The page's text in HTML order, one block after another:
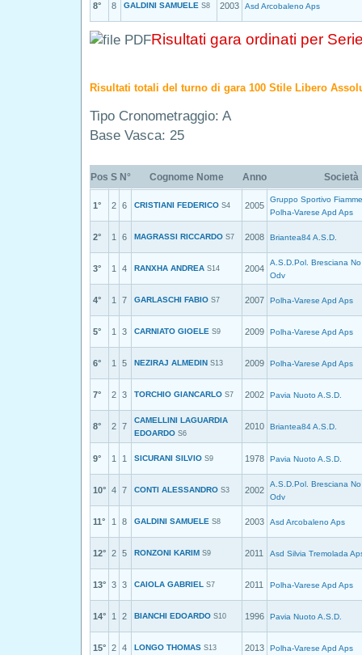
8° 8 GALDINI SAMUELE S8 2003 Asd Arcobaleno Aps
Risultati gara ordinati per
Risultati totali del turno di gara 100 Stile Libero
Tipo Cronometraggio: A
Base Vasca: 25
Pos S N° Cognome Nome Anno Società
1° 2 6 CRISTIANI FEDERICO S4 2005
Gruppo Sportivo
Polha-Varese Apd Aps
2° 1 6 MAGRASSI RICCARDO S7 2008 Briantea84 A.S.D.
3° 1 4 RANXHA ANDREA S14 2004
A.S.D.Pol. Bresciana
Odv
4° 1 7 GARLASCHI FABIO S7 2007 Polha-Varese Apd Aps
5° 1 3 CARNIATO GIOELE S9 2009 Polha-Varese Apd Aps
6° 1 5 NEZIRAJ ALMEDIN S13 2009 Polha-Varese Apd Aps
7° 2 3 TORCHIO GIANCARLO S7 2002 Pavia Nuoto A.S.D.
8° 2 7
CAMELLINI LAGUARDIA
EDOARDO S6
2010 Briantea84 A.S.D.
9° 1 1 SICURANI SILVIO S9 1978 Pavia Nuoto A.S.D.
10° 4 7 CONTI ALESSANDRO S3 2002
A.S.D.Pol. Bresciana
Odv
11° 1 8 GALDINI SAMUELE S8 2003 Asd Arcobaleno Aps
12° 2 5 RONZONI KARIM S9 2011 Asd Silvia Tremolada
13° 3 3 CAIOLA GABRIEL S7 2011 Polha-Varese Apd Aps
14° 1 2 BIANCHI EDOARDO S10 1996 Pavia Nuoto A.S.D.
15° 2 4 LONGO THOMAS S13 2013 Polha-Varese Apd Aps